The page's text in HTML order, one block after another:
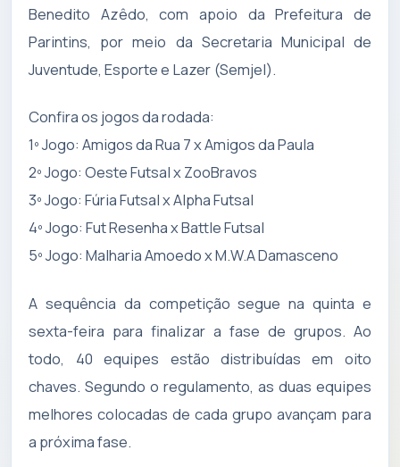
Benedito Azêdo, com apoio da Prefeitura de
Parintins, por meio da Secretaria Municipal de
Juventude, Esporte e Lazer (Semjel).
Confira os jogos da rodada:
1º Jogo: Amigos da Rua 7 x Amigos da Paula
2º Jogo: Oeste Futsal x ZooBravos
3º Jogo: Fúria Futsal x Alpha Futsal
4º Jogo: Fut Resenha x Battle Futsal
5º Jogo: Malharia Amoedo x M.W.A Damasceno
A sequência da competição segue na quinta e
sexta-feira para finalizar a fase de grupos. Ao
todo, 40 equipes estão distribuídas em oito
chaves. Segundo o regulamento, as duas equipes
melhores colocadas de cada grupo avançam para
a próxima fase.